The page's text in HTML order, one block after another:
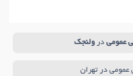
عمومی در ولنجک
عمومی در تهران